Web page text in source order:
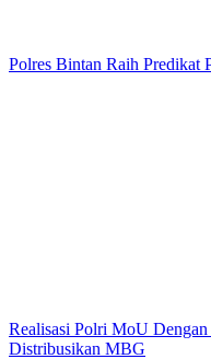
Polres Bintan Raih Predikat
Realisasi Polri MoU
Distribusikan MBG